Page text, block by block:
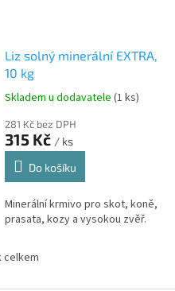
Liz solný minerální EXTRA,
10 kg
Skladem u dodavatele (1 ks)
281 Kč bez DPH
315 Kč / ks
Do košíku
Minerální krmivo pro skot, koně,
prasata, kozy a vysokou zvěř.